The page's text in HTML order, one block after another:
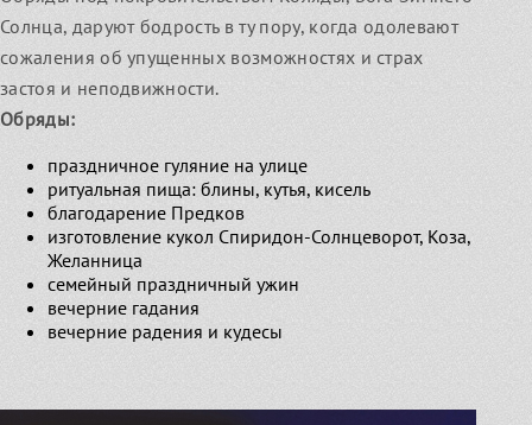
Солнца, даруют бодрость в ту пору, когда одолевают
сожаления об упущенных возможностях и страх
застоя и неподвижности.
Обряды:
праздничное гуляние на улице
ритуальная пища: блины, кутья, кисель
благодарение Предков
изготовление кукол Спиридон-Солнцеворот, Коза,
Желанница
семейный праздничный ужин
вечерние гадания
вечерние радения и кудесы